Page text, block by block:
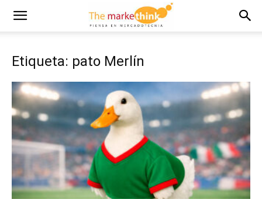
Etiqueta: pato Merlín